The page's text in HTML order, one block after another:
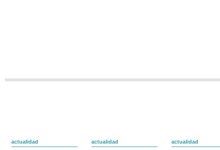
actualidad
actualidad
actualidad